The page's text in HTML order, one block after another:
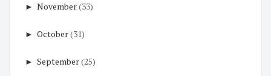
► November(33)
► October(31)
► September(25)